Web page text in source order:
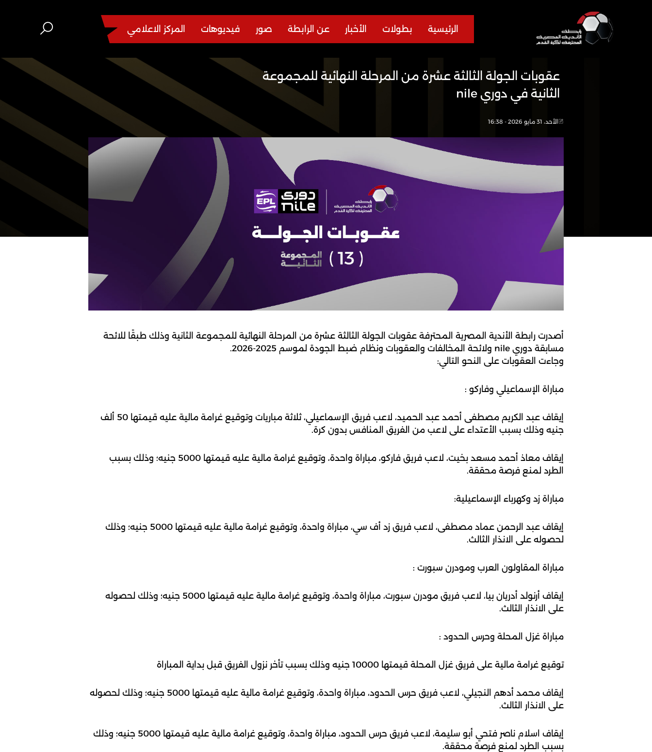
الرئيسية بطولات الأخبار عن الرابطة صور فيديوهات المركز الاعلامي
عقوبات الجولة الثالثة عشرة من المرحلة النهائية للمجموعة
الثانية في دوري nile
الأحد، 31 مايو 2026 - 16:38
أصدرت رابطة الأندية المصرية المحترفة عقوبات الجولة الثالثة عشرة من المرحلة النهائية للمجموعة الثانية وذلك طبقًا للائحة
مسابقة دوري nile ولائحة المخالفات والعقوبات ونظام ضبط الجودة لموسم 2025-2026.
وجاءت العقوبات على النحو التالي:
مباراة الإسماعيلي وفاركو :
إيقاف عبد الكريم مصطفى أحمد عبد الحميد، لاعب فريق الإسماعيلي، ثلاثة مباريات وتوقيع غرامة مالية عليه قيمتها 50 ألف
جنيه وذلك بسبب الأعتداء على لاعب من الفريق المنافس بدون كرة.
إيقاف معاذ أحمد مسعد بخيت، لاعب فريق فاركو، مباراة واحدة، وتوقيع غرامة مالية عليه قيمتها 5000 جنيه؛ وذلك بسبب
الطرد لمنع فرصة محققة.
مباراة زد وكهرباء الإسماعيلية:
إيقاف عبد الرحمن عماد مصطفى، لاعب فريق زد أف سي، مباراة واحدة، وتوقيع غرامة مالية عليه قيمتها 5000 جنيه؛ وذلك
لحصوله على الانذار الثالث.
مباراة المقاولون العرب ومودرن سبورت :
إيقاف أرنولد أدريان بيا، لاعب فريق مودرن سبورت، مباراة واحدة، وتوقيع غرامة مالية عليه قيمتها 5000 جنيه؛ وذلك لحصوله
على الانذار الثالث.
مباراة غزل المحلة وحرس الحدود :
توقيع غرامة مالية على فريق غزل المحلة قيمتها 10000 جنيه وذلك بسبب تأخر نزول الفريق قبل بداية المباراة
إيقاف محمد أدهم النجيلي، لاعب فريق حرس الحدود، مباراة واحدة، وتوقيع غرامة مالية عليه قيمتها 5000 جنيه؛ وذلك لحصوله
على الانذار الثالث.
إيقاف اسلام ناصر فتحي أبو سليمة، لاعب فريق حرس الحدود، مباراة واحدة، وتوقيع غرامة مالية عليه قيمتها 5000 جنيه؛ وذلك
بسبب الطرد لمنع فرصة محققة.